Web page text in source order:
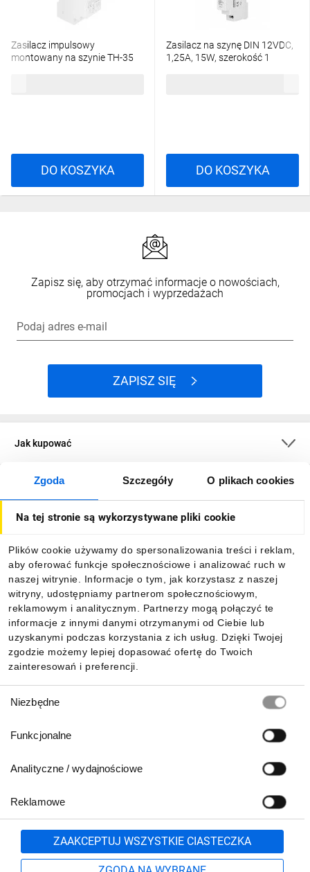
Zgoda Szczegóły O plikach cookies
Na tej stronie są wykorzystywane pliki cookie
Plików cookie używamy do spersonalizowania treści i reklam,
aby oferować funkcje społecznościowe i analizować ruch w
naszej witrynie. Informacje o tym, jak korzystasz z naszej
witryny, udostępniamy partnerom społecznościowym,
reklamowym i analitycznym. Partnerzy mogą połączyć te
informacje z innymi danymi otrzymanymi od Ciebie lub
uzyskanymi podczas korzystania z ich usług. Dzięki Twojej
zgodzie możemy lepiej dopasować ofertę do Twoich
zainteresowań i preferencji.
zgody
Niezbędne
Funkcjonalne
Analityczne / wydajnościowe
Reklamowe
ZAAKCEPTUJ WSZYSTKIE CIASTECZKA
Zasilacz impulsowy
montowany na szynie TH-35
DO KOSZYKA
Zasilacz na szynę DIN 12VDC,
1,25A, 15W, szerokość 1
DO KOSZYKA
Zapisz się, aby otrzymać informacje o nowościach,
promocjach i wyprzedażach
Podaj adres e-mail
ZAPISZ SIĘ
Jak kupować
O firmie
Informacje
Pobierz naszą aplikację mobilną:
801 500 700 lub
71 37 61 600
Formularz kontaktowy